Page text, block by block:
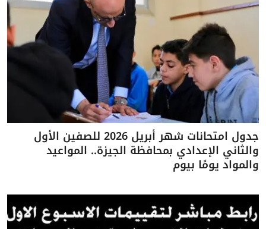
جدول امتحانات شهر أبريل 2026 للصفين الأول
والثاني الإعدادي بمحافظة الجيزة.. المواعيد
والمواد يومًا بيوم